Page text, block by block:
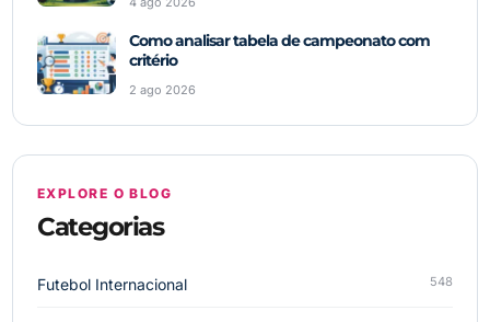
Como analisar tabela de campeonato com
critério
2 ago 2026
EXPLORE O BLOG
Categorias
Futebol Internacional 548